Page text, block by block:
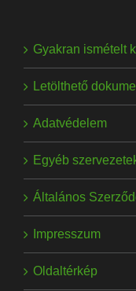
Gyakran ismételt
Letölthető
Adatvédelem
Egyéb
Általános
Impresszum
Oldaltérkép